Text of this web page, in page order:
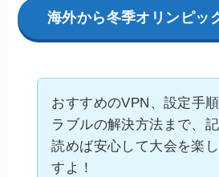
海外から冬季オリンピッ
おすすめのVPN、設定手
ラブルの解決方法まで、
読めば安心して大会を楽
すよ！